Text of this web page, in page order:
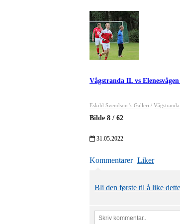
Vågstranda IL vs
Eskild Svendson 's Galleri /
Bilde 8 / 62
31.05.2022
Kommentarer Liker
Bli den første til å like